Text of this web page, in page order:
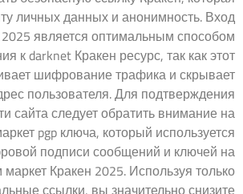
личных данных и анонимность. Вход
2025 является оптимальным способом
к darknet Кракен ресурс, так как этот
шифрование трафика и скрывает
пользователя. Для подтверждения
сайта следует обратить внимание на
pgp ключа, который используется
подписи сообщений и ключей на
Кракен 2025. Используя только